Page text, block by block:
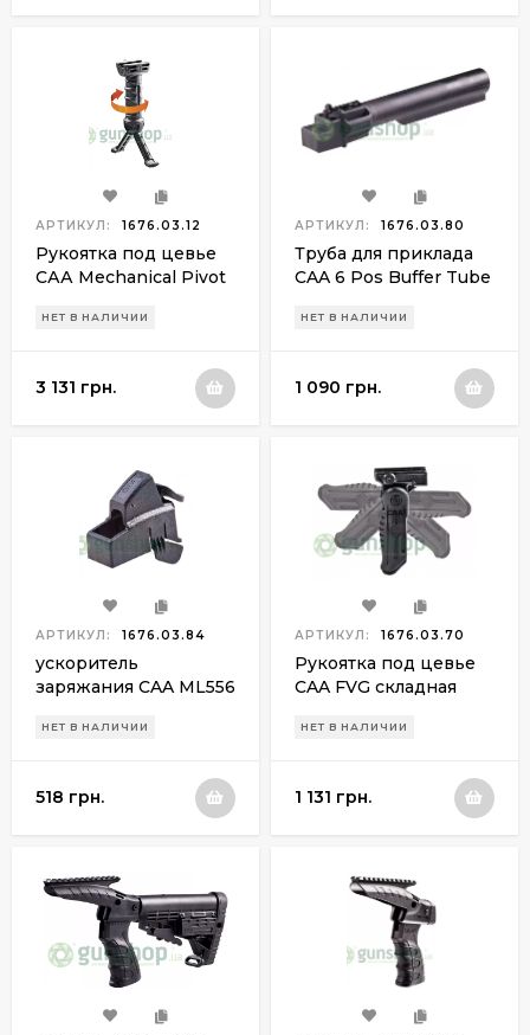
АРТИКУЛ: 1676.03.12
Рукоятка под цевье
САА Mechanical Pivot
сошками
НЕТ В НАЛИЧИИ
3 131 грн.
АРТИКУЛ: 1676.03.80
Труба для приклада
CAA 6 Pos Buffer Tube
(регулируемый,
НЕТ В НАЛИЧИИ
1 090 грн.
АРТИКУЛ: 1676.03.84
ускоритель
заряжания CAA ML556
НЕТ В НАЛИЧИИ
518 грн.
АРТИКУЛ: 1676.03.70
Рукоятка под цевье
CAA FVG складная
НЕТ В НАЛИЧИИ
1 131 грн.